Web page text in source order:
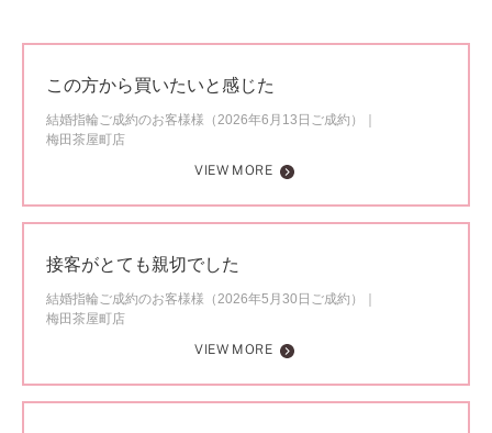
この方から買いたいと感じた
結婚指輪ご成約のお客様様（2026年6月13日ご成約）
梅田茶屋町店
VIEW MORE
接客がとても親切でした
結婚指輪ご成約のお客様様（2026年5月30日ご成約）
梅田茶屋町店
VIEW MORE